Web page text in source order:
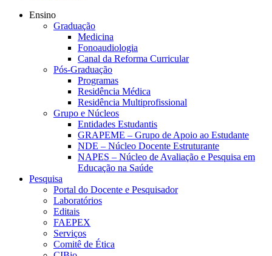
Ensino
Graduação
Medicina
Fonoaudiologia
Canal da Reforma Curricular
Pós-Graduação
Programas
Residência Médica
Residência Multiprofissional
Grupo e Núcleos
Entidades Estudantis
GRAPEME – Grupo de Apoio ao Estudante
NDE – Núcleo Docente Estruturante
NAPES – Núcleo de Avaliação e Pesquisa em
Educação na Saúde
Pesquisa
Portal do Docente e Pesquisador
Laboratórios
Editais
FAEPEX
Serviços
Comitê de Ética